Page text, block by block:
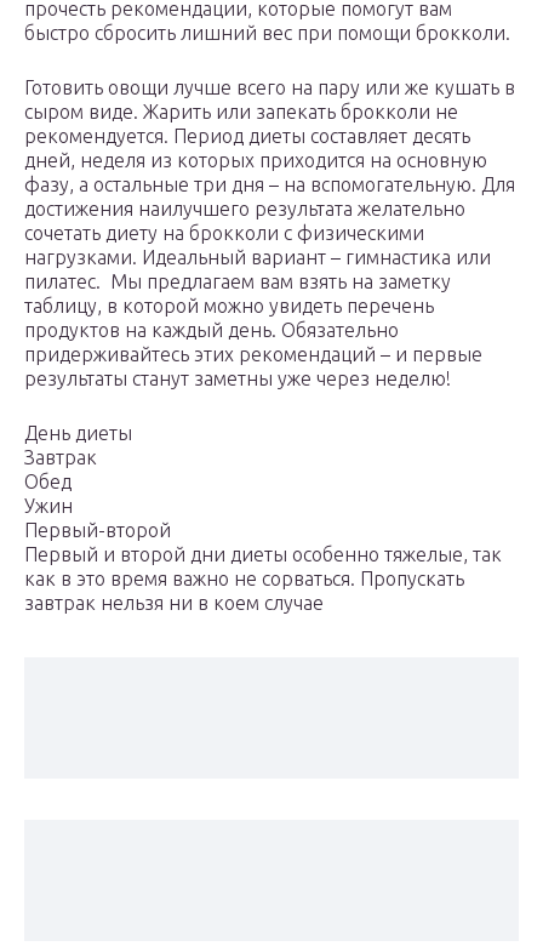
прочесть рекомендации, которые помогут вам
быстро сбросить лишний вес при помощи брокколи.
Готовить овощи лучше всего на пару или же кушать в
сыром виде. Жарить или запекать брокколи не
рекомендуется. Период диеты составляет десять
дней, неделя из которых приходится на основную
фазу, а остальные три дня – на вспомогательную. Для
достижения наилучшего результата желательно
сочетать диету на брокколи с физическими
нагрузками. Идеальный вариант – гимнастика или
пилатес. Мы предлагаем вам взять на заметку
таблицу, в которой можно увидеть перечень
продуктов на каждый день. Обязательно
придерживайтесь этих рекомендаций – и первые
результаты станут заметны уже через неделю!
День диеты
Завтрак
Обед
Ужин
Первый-второй
Первый и второй дни диеты особенно тяжелые, так
как в это время важно не сорваться. Пропускать
завтрак нельзя ни в коем случае